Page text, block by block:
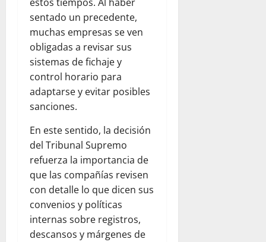
sentado un precedente,
muchas empresas se ven
obligadas a revisar sus
sistemas de fichaje y
control horario para
adaptarse y evitar posibles
sanciones.
En este sentido, la decisión
del Tribunal Supremo
refuerza la importancia de
que las compañías revisen
con detalle lo que dicen sus
convenios y políticas
internas sobre registros,
descansos y márgenes de